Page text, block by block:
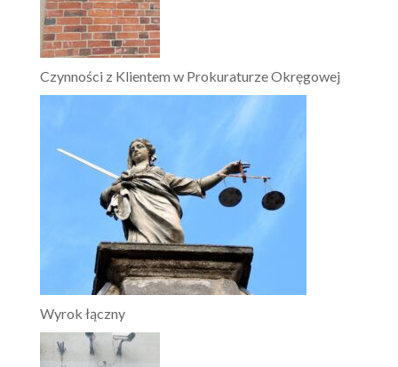
Czynności z Klientem w Prokuraturze Okręgowej
Wyrok łączny